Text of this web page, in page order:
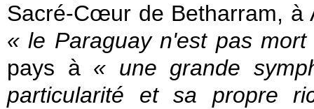
Sacré-Cœur de Betharram, à
« le Paraguay n'est pas mort
pays à « une grande
particularité et sa propre